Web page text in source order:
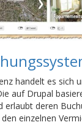
handelt es sich
auf Drupal
erlaubt deren
einzelnen